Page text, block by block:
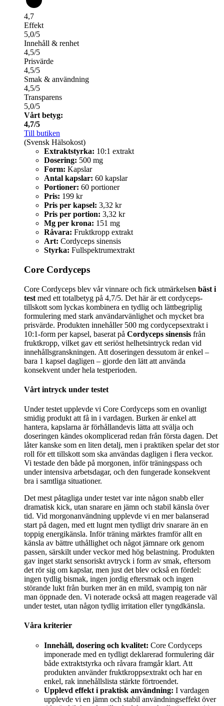
4,7
Effekt
5,0/5
Innehåll & renhet
4,5/5
Prisvärde
4,5/5
Smak & användning
4,5/5
Transparens
5,0/5
Vårt betyg:
4,7/5
Till butiken
(Svensk Hälsokost)
Extraktstyrka: 10:1 extrakt
Dosering: 500 mg
Form: Kapslar
Antal kapslar: 60 kapslar
Portioner: 60 portioner
Pris: 199 kr
Pris per kapsel: 3,32 kr
Pris per portion: 3,32 kr
Mg per krona: 151 mg
Råvara: Fruktkropp extrakt
Art: Cordyceps sinensis
Styrka: Fullspektrumextrakt
Core Cordyceps
Core Cordyceps blev vår vinnare och fick utmärkelsen bäst i
test med ett totalbetyg på 4,7/5. Det här är ett cordyceps-
tillskott som lyckas kombinera en tydlig och lättbegriplig
formulering med stark användarvänlighet och mycket bra
prisvärde. Produkten innehåller 500 mg cordycepsextrakt i
10:1-form per kapsel, baserat på Cordyceps sinensis från
fruktkropp, vilket gav ett seriöst helhetsintryck redan vid
innehållsgranskningen. Att doseringen dessutom är enkel –
bara 1 kapsel dagligen – gjorde den lätt att använda
konsekvent under hela testperioden.
Vårt intryck under testet
Under testet upplevde vi Core Cordyceps som en ovanligt
smidig produkt att få in i vardagen. Burken är enkel att
hantera, kapslarna är förhållandevis lätta att svälja och
doseringen kändes okomplicerad redan från första dagen. Det
låter kanske som en liten detalj, men i praktiken spelar det stor
roll för ett tillskott som ska användas dagligen i flera veckor.
Vi testade den både på morgonen, inför träningspass och
under intensiva arbetsdagar, och den fungerade konsekvent
bra i samtliga situationer.
Det mest påtagliga under testet var inte någon snabb eller
dramatisk kick, utan snarare en jämn och stabil känsla över
tid. Vid morgonanvändning upplevde vi en mer balanserad
start på dagen, med ett lugnt men tydligt driv snarare än en
toppig energikänsla. Inför träning märktes framför allt en
känsla av bättre uthållighet och något jämnare ork genom
passen, särskilt under veckor med hög belastning. Produkten
gav inget starkt sensoriskt avtryck i form av smak, eftersom
det rör sig om kapslar, men just det blev också en fördel:
ingen tydlig bismak, ingen jordig eftersmak och ingen
störande lukt från burken mer än en mild, svampig ton när
man öppnade den. Vi noterade också att magen reagerade väl
under testet, utan någon tydlig irritation eller tyngdkänsla.
Våra kriterier
Innehåll, dosering och kvalitet: Core Cordyceps
imponerade med en tydligt deklarerad formulering där
både extraktstyrka och råvara framgår klart. Att
produkten använder fruktkroppsextrakt och har en
enkel, rak innehållslista stärkte förtroendet.
Upplevd effekt i praktisk användning: I vardagen
upplevde vi en jämn och stabil användningseffekt över